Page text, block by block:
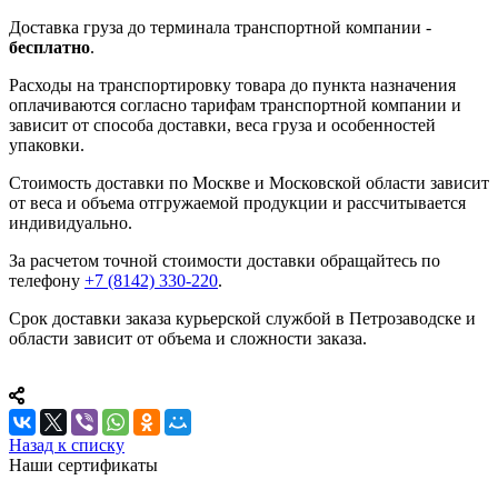
Доставка груза до терминала транспортной компании -
бесплатно.
Расходы на транспортировку товара до пункта назначения
оплачиваются согласно тарифам транспортной компании и
зависит от способа доставки, веса груза и особенностей
упаковки.
Стоимость доставки по Москве и Московской области зависит
от веса и объема отгружаемой продукции и рассчитывается
индивидуально.
За расчетом точной стоимости доставки обращайтесь по
телефону +7 (8142) 330-220.
Срок доставки заказа курьерской службой в Петрозаводске и
области зависит от объема и сложности заказа.
Назад к списку
Наши сертификаты